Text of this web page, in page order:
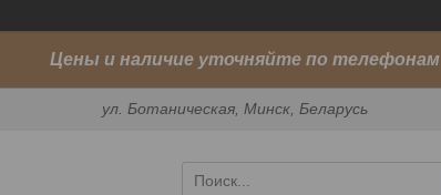
Цены и наличие уточняйте по телефонам
ул. Ботаническая, Минск, Беларусь